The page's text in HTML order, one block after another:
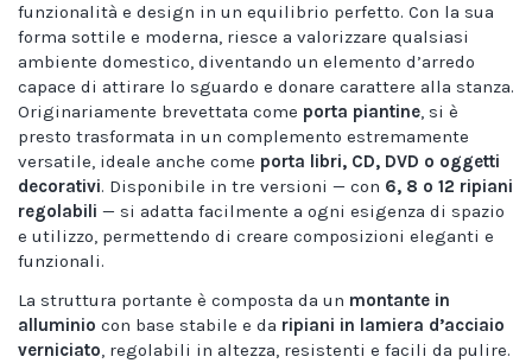
funzionalità e design in un equilibrio perfetto. Con la sua
forma sottile e moderna, riesce a valorizzare qualsiasi
ambiente domestico, diventando un elemento d’arredo
capace di attirare lo sguardo e donare carattere alla stanza.
Originariamente brevettata come porta piantine, si è
presto trasformata in un complemento estremamente
versatile, ideale anche come porta libri, CD, DVD o oggetti
decorativi. Disponibile in tre versioni — con 6, 8 o 12 ripiani
regolabili — si adatta facilmente a ogni esigenza di spazio
e utilizzo, permettendo di creare composizioni eleganti e
funzionali.
La struttura portante è composta da un montante in
alluminio con base stabile e da ripiani in lamiera d’acciaio
verniciato, regolabili in altezza, resistenti e facili da pulire.